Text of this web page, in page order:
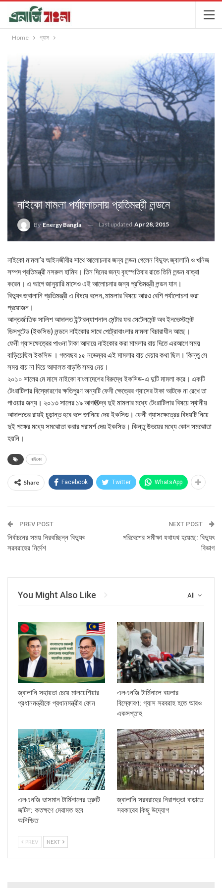
Home গ্যাস
নাইকো মামলা পর্যালোচনায় প্রতিমন্ত্রী লন্ডনে
By Energy Bangla Last updated Apr 28, 2015
নাইকো মামলা’র আইনজীবীর সাথে আলোচনার জন্য লন্ডন গেলেন বিদ্যুৎ জ্বালানি ও খনিজ
সম্পদ প্রতিমন্ত্রী নসরুল হামিদ। তিন দিনের জন্য বৃহস্পতিবার রাতে তিনি লন্ডন যাত্রা
করেন। এ আগে জানুয়ারি মাসেও এই আলোচনার জন্য প্রতিমন্ত্রী লন্ডন যান।
বিদ্যুৎ জ্বালানি প্রতিমন্ত্রী এ বিষয়ে বলেন, মামলার বিষয়ে আরও বেশি পর্যালোচনা করা
প্রয়োজন।
আন্তর্জাতিক সালিশ আদালত ইন্টারন্যাশনাল সেন্টার ফর সেটেলমেন্ট অব ইনভেস্টমেন্ট
ডিসপুটেড (ইকসিড) লন্ডনে নাইকোর সাথে পেট্রোবাংলার মামলা বিচারাধীন আছে।
ফেনী গ্যাসক্ষেত্রের পাওনা টাকা আদায়ে নাইকোর করা মামলার রায় দিতে এরআগে সময়
বাড়িয়েছিল ইকসিড । গতবছর ১৫ নভেম্বর এই মামলার রায় দেয়ার কথা ছিল। কিন্তু সে
সময় রায় না দিয়ে আদালত বাড়তি সময় নেয়।
২০১০ সালের মে মাসে নাইকো বাংলাদেশের বিরুদ্ধে ইকসিড-এ দুটি মামলা করে। একটি
টেংরাটিলার বিস্ফোরণের ক্ষতিপুরণ অন্যটি ফেনী ক্ষেত্রের গ্যাসের টাকা আটকে না রেখে তা
পাওয়ার জন্য। ২০১৩ সালের ১৯ আগ®দ্ব দুই মামলার মধ্যে টেংরাটিলার বিষয়ে স্থানীয়
আদালতের রায়ই চূড়ান্ত হবে বলে জানিয়ে দেয় ইকসিড। ফেনী গ্যাসক্ষেত্রের বিষয়টি নিয়ে
দুই পক্ষের মধ্যে সমঝোতা করার পরামর্শ দেয় ইকসিড। কিন্তু উভয়ের মধ্যে কোন সমঝোতা
হয়নি।
নাইকো
Share Facebook Twitter WhatsApp
PREV POST
নির্বাচনের সময় নিরবচ্ছিন্ন বিদ্যুৎ
সরবরাহের নির্দেশ
NEXT POST
পরিবেশের সমীক্ষা যথাযথ হয়েছে: বিদ্যুৎ
বিভাগ
All
You Might Also Like
জ্বালানি সহায়তা চেয়ে মালয়েশিয়ার
প্রধানমন্ত্রীকে প্রধানমন্ত্রীর ফোন
এলএনজি টার্মিনালে বয়লার
বিস্ফোরণ: গ্যাস সরবরাহ হতে আরও
একসপ্তাহ
এলএনজি ভাসমান টার্মিনালের ত্রুটি
জটিল: কতক্ষণে মেরামত হবে
অনিশ্চিত
জ্বালানি সরবরাহের নিরাপত্তা বাড়াতে
সরকারের কিছু উদ্যোগ
PREV NEXT